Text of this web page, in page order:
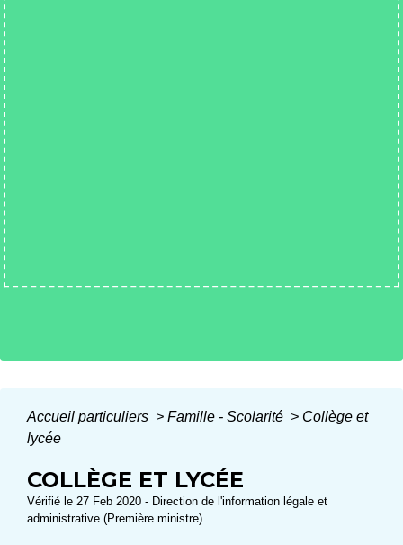
Accueil particuliers > Famille - Scolarité > Collège et
lycée
COLLÈGE ET LYCÉE
Vérifié le 27 Feb 2020 - Direction de l'information légale et
administrative (Première ministre)